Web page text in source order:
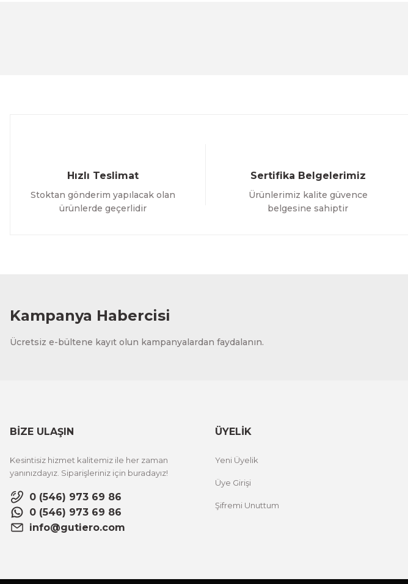
Hızlı Teslimat
Stoktan gönderim yapılacak olan
ürünlerde geçerlidir
Sertifika Belgelerimiz
Ürünlerimiz kalite güvence
belgesine sahiptir
Kampanya Habercisi
Ücretsiz e-bültene kayıt olun kampanyalardan faydalanın.
BİZE ULAŞIN
Kesintisiz hizmet kalitemiz ile her zaman
yanınızdayız. Siparişleriniz için buradayız!
0 (546) 973 69 86
0 (546) 973 69 86
info@gutiero.com
ÜYELİK
Yeni Üyelik
Üye Girişi
Şifremi Unuttum